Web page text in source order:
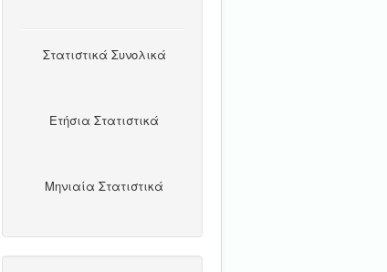
Στατιστικά Συνολικά
Ετήσια Στατιστικά
Μηνιαία Στατιστικά